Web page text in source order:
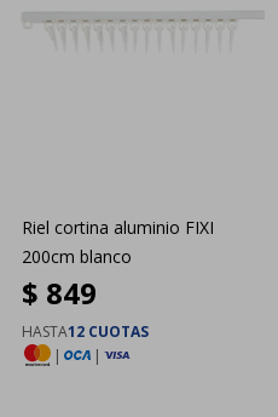
Riel cortina aluminio FIXI
200cm blanco
$ 849
HASTA12 CUOTAS
|
|